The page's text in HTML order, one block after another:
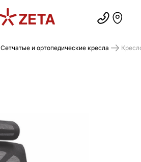
Сетчатые и ортопедические кресла